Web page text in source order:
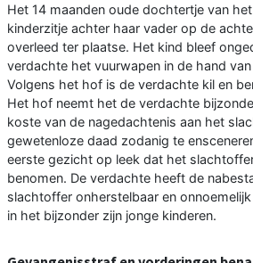
Het 14 maanden oude dochtertje van
kinderzitje achter haar vader op de
overleed ter plaatse. Het kind bleef
verdachte het vuurwapen in de hand
Volgens het hof is de verdachte kil en
Het hof neemt het de verdachte
koste van de nagedachtenis aan het
gewetenloze daad zodanig te
eerste gezicht op leek dat het
benomen. De verdachte heeft de
slachtoffer onherstelbaar en
in het bijzonder zijn jonge kinderen.